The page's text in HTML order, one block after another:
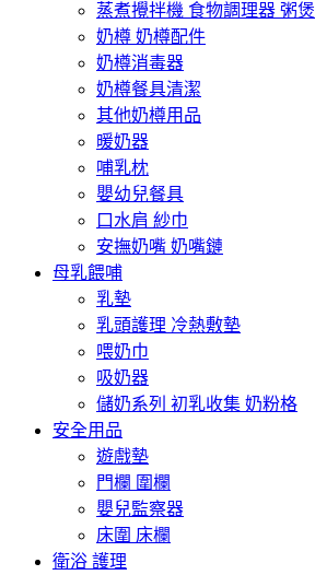
蒸煮攪拌機 食物調理器 粥煲
奶樽 奶樽配件
奶樽消毒器
奶樽餐具清潔
其他奶樽用品
暖奶器
哺乳枕
嬰幼兒餐具
口水肩 紗巾
安撫奶嘴 奶嘴鏈
母乳餵哺
乳墊
乳頭護理 冷熱敷墊
喂奶巾
吸奶器
儲奶系列 初乳收集 奶粉格
安全用品
遊戲墊
門欄 圍欄
嬰兒監察器
床圍 床欄
衛浴 護理